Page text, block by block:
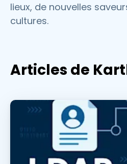
lieux, de nouvelles
cultures.
Articles de